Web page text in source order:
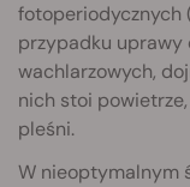
fotoperiodycznych
przypadku uprawy
wachlarzowych,
nich stoi
pleśni.
W nieoptymalnym